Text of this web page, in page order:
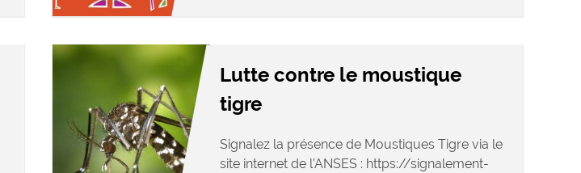
Lutte contre le moustique
tigre
Signalez la présence de Moustiques Tigre via le
site internet de l’ANSES : https://signalement-